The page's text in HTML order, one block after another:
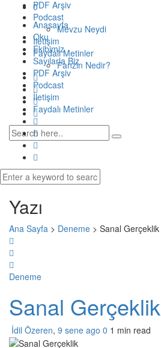
PDF Arşiv
Podcast
Mevzu Neydi
İletişim
Faydalı Metinler
Fanzin Nedir?
0
Anasayfa
Oku
Ekibimiz
Sayılarla Biz
PDF Arşiv
Podcast
İletişim
Faydalı Metinler
Yazı
Ana Sayfa > Deneme > Sanal Gerçeklik
Deneme
Sanal Gerçeklik
İdil Özeren, 9 sene ago 0 1 min read